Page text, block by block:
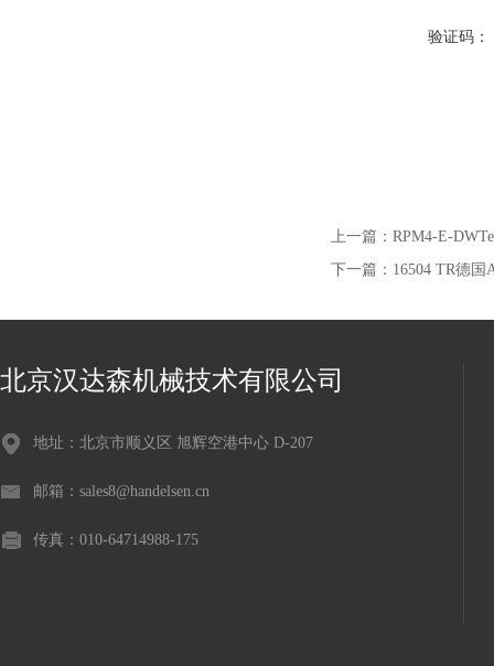
验证码：
上一篇： RPM4-E-
下一篇： 16504 TR德国
北京汉达森机械技术有限公司
地址：北京市顺义区 旭辉空港中心 D-207
邮箱：sales8@handelsen.cn
传真：010-64714988-175